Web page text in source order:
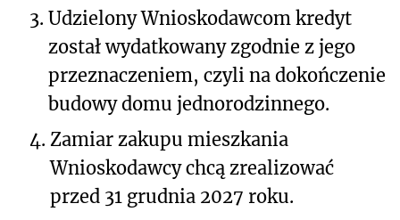
3. Udzielony Wnioskodawcom kredyt
został wydatkowany zgodnie z jego
przeznaczeniem, czyli na dokończenie
budowy domu jednorodzinnego.
4. Zamiar zakupu mieszkania
Wnioskodawcy chcą zrealizować
przed 31 grudnia 2027 roku.